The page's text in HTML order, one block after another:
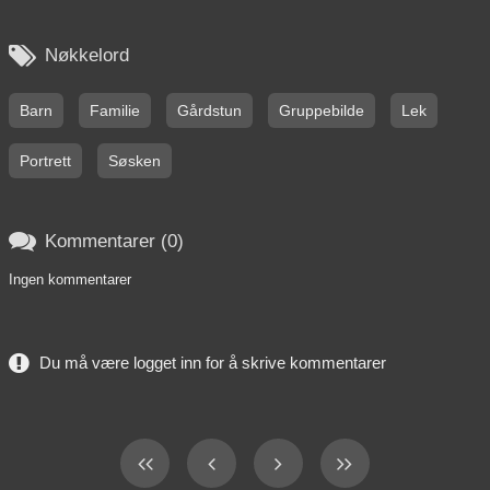
 Nøkkelord
Barn Familie Gårdstun Gruppebilde Lek
Portrett Søsken
 Kommentarer (0)
Ingen kommentarer
Du må være logget inn for å skrive kommentarer